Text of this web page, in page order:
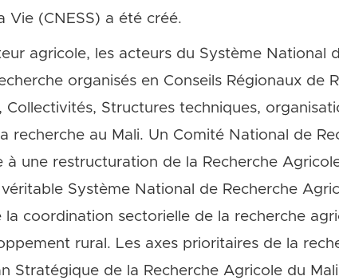
Vie (CNESS) a été créé.
agricole, les acteurs du Système National
organisés en Conseils Régionaux de
Collectivités, Structures techniques,
recherche au Mali. Un Comité National de
à une restructuration de la Recherche
véritable Système National de Recherche
coordination sectorielle de la recherche
rural. Les axes prioritaires de la
Stratégique de la Recherche Agricole du